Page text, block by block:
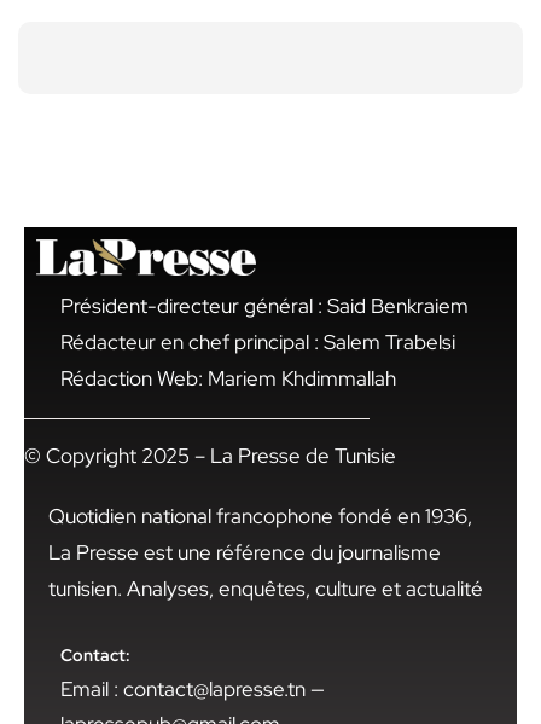
Président-directeur général : Said Benkraiem
Rédacteur en chef principal : Salem Trabelsi
Rédaction Web: Mariem Khdimmallah
© Copyright 2025 – La Presse de Tunisie
Quotidien national francophone fondé en 1936,
La Presse est une référence du journalisme
tunisien. Analyses, enquêtes, culture et actualité
Contact:
Email : contact@lapresse.tn —